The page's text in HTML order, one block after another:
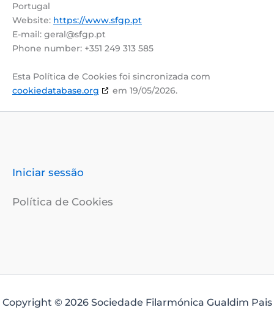
Portugal
Website: https://www.sfgp.pt
E-mail: geral@sfgp.pt
Phone number: +351 249 313 585
Esta Política de Cookies foi sincronizada com
cookiedatabase.org
em 19/05/2026.
Iniciar sessão
Política de Cookies
Copyright © 2026 Sociedade Filarmónica Gualdim Pais